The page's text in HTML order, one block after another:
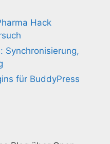
Hack
Synchronisierung,
für BuddyPress